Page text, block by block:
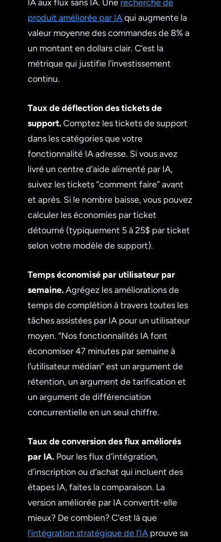
IA aux flux sans IA. Une recherche de
produit améliorée par IAqui augmente la
valeur moyenne des commandes de 8% a
un montant en dollars clair. C’est la
métrique qui justifie l’investissement
continu.
Taux de déflection des tickets de
support.Comptez les tickets de support
dans les catégories que votre
fonctionnalité IA adresse. Si vous avez
livré un centre d’aide alimenté par IA,
suivez les tickets “comment faire” avant
et après. Si le nombre baisse, vous pouvez
calculer les économies par ticket
détourné (typiquement 5 à 25$ par ticket
selon votre modèle de support).
Temps économisé par utilisateur par
semaine.Agrégez les améliorations de
temps de complétion à travers toutes les
tâches assistées par IA pour un utilisateur
moyen. “Nos fonctionnalités IA font
économiser 47 minutes par semaine à
l’utilisateur médian” est un argument de
rétention, un argument de tarification et
un argument de différenciation
concurrentielle en un seul chiffre.
Taux de conversion des flux améliorés
par IA. Pour les flux d’intégration,
d’inscription ou d’achat qui incluent des
étapes IA, faites la comparaison. La
version améliorée par IA convertit-elle
mieux? De combien? C’est là que
l’intégration stratégique de l’IA prouve sa